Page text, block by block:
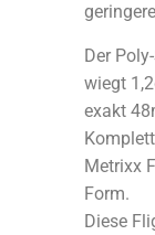
Der
wiegt
exakt
Metrixx
Form.
Diese